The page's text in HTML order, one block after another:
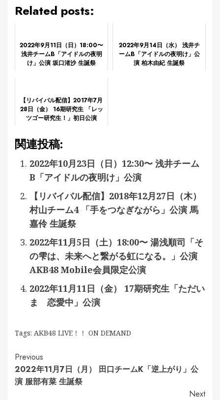
Related posts:
2022年9月11日（日）18:00〜
浅井チームB「アイドルの夜明
け」公演 坂口渚沙 生誕祭
2022年9月14日（水） 浅井チ
ームB「アイドルの夜明け」公
演 柏木由紀 生誕祭
【リバイバル配信】2017年7月
28日（金） 16期研究生 「レッ
ツゴー研究生！」初日公演
関連投稿:
2022年10月23日（日）12:30〜 浅井チーム
B「アイドルの夜明け」公演
【リバイバル配信】2018年12月27日（木）
村山チーム4 「手をつなぎながら」公演 馬
嘉伶 生誕祭
2022年11月5日（土）18:00〜 湯浅順司「そ
の雫は、未来へと繋がる虹になる。」公演
AKB48 Mobile会員限定公演
2022年11月11日（金） 17期研究生「ただい
ま 恋愛中」公演
Tags: AKB48 LIVE！！ ON DEMAND
Continue
Reading
Previous
2022年11月7日（月） 田口チームK「逆上がり」公
演 服部有菜 生誕祭
Next